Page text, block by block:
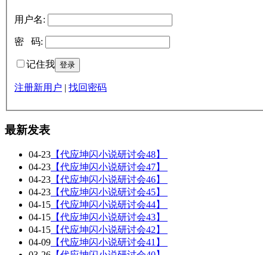
用户名:
密 码:
记住我
注册新用户 | 找回密码
最新发表
04-23 【代应坤闪小说研讨会48】
04-23 【代应坤闪小说研讨会47】
04-23 【代应坤闪小说研讨会46】
04-23 【代应坤闪小说研讨会45】
04-15 【代应坤闪小说研讨会44】
04-15 【代应坤闪小说研讨会43】
04-15 【代应坤闪小说研讨会42】
04-09 【代应坤闪小说研讨会41】